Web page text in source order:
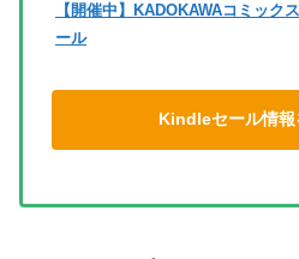
【開催中】KADOKAWAコミック
ール
Kindleセール情報